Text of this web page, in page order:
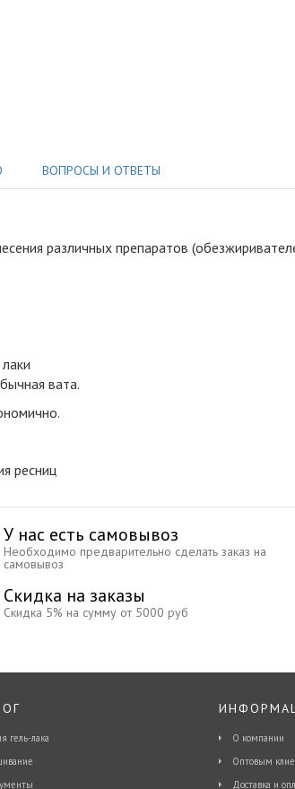
ВОПРОСЫ И ОТВЕТЫ
различных препаратов
вата.
ресниц
У нас есть самовывоз
Необходимо предварительно сделать заказ на
самовывоз
Скидка на заказы
Скидка 5% на сумму от 5000 руб
гель-лака
О компании
Оптовым
Доставка и